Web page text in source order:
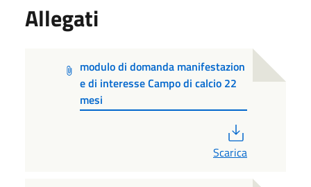
Allegati
modulo di domanda manifestazion
e di interesse Campo di calcio 22
mesi
Scarica